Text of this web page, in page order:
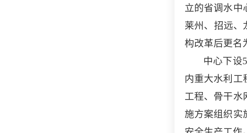
立的省调水中
莱州、招远、
构改革后更名
中心下设
内重大水利工
工程、骨干水
施方案组织实